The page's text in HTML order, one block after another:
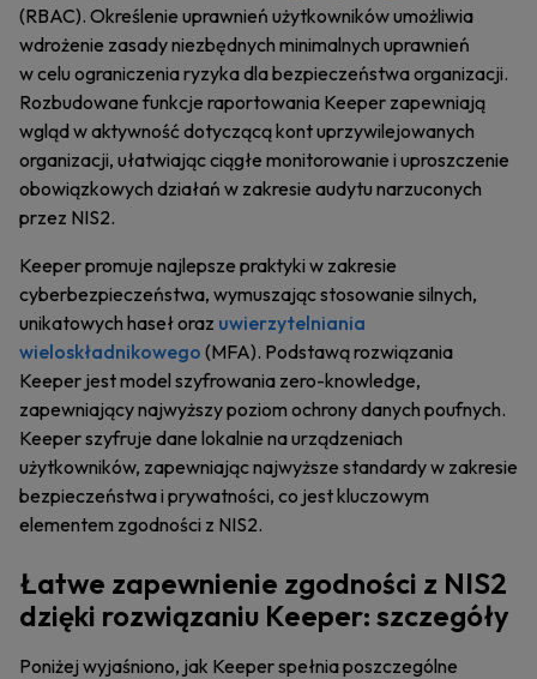
(RBAC). Określenie uprawnień użytkowników umożliwia
wdrożenie zasady niezbędnych minimalnych uprawnień
w celu ograniczenia ryzyka dla bezpieczeństwa organizacji.
Rozbudowane funkcje raportowania Keeper zapewniają
wgląd w aktywność dotyczącą kont uprzywilejowanych
organizacji, ułatwiając ciągłe monitorowanie i uproszczenie
obowiązkowych działań w zakresie audytu narzuconych
przez NIS2.
Keeper promuje najlepsze praktyki w zakresie
cyberbezpieczeństwa, wymuszając stosowanie silnych,
unikatowych haseł oraz uwierzytelniania
wieloskładnikowego (MFA). Podstawą rozwiązania
Keeper jest model szyfrowania zero-knowledge,
zapewniający najwyższy poziom ochrony danych poufnych.
Keeper szyfruje dane lokalnie na urządzeniach
użytkowników, zapewniając najwyższe standardy w zakresie
bezpieczeństwa i prywatności, co jest kluczowym
elementem zgodności z NIS2.
Łatwe zapewnienie zgodności z NIS2
dzięki rozwiązaniu Keeper: szczegóły
Poniżej wyjaśniono, jak Keeper spełnia poszczególne